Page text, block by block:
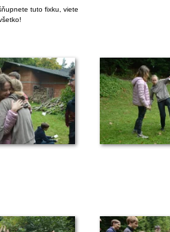
tuto fixku, viete